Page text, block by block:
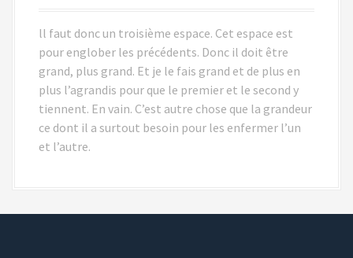
ll faut donc un troisième espace. Cet espace est
pour englober les précédents. Donc il doit être
grand, plus grand. Et je le fais grand et de plus en
plus l’agrandis pour que le premier et le second y
tiennent. En vain. C’est autre chose que la grandeur
ce dont il a surtout besoin pour les enfermer l’un
et l’autre.